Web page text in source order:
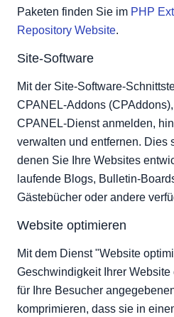
Paketen finden Sie im PHP
Repository Website.
Site-Software
Mit der Site-Software-
CPANEL-Addons
CPANEL-Dienst anmelden,
verwalten und entfernen. Dies
denen Sie Ihre Websites
laufende Blogs, Bulletin-
Gästebücher oder andere
Website optimieren
Mit dem Dienst "Website
Geschwindigkeit Ihrer
für Ihre Besucher
komprimieren, dass sie in